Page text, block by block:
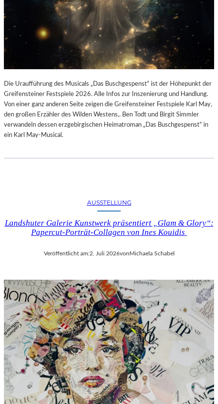
B
O
G
Die Uraufführung des Musicals „Das Buschgespenst“ ist der Höhepunkt der
Greifensteiner Festspiele 2026. Alle Infos zur Inszenierung und Handlung.
Von einer ganz anderen Seite zeigen die Greifensteiner Festspiele Karl May,
den großen Erzähler des Wilden Westens,. Ben Todt und Birgit Simmler
verwandeln dessen erzgebirgischen Heimatroman „Das Buschgespenst“ in
ein Karl May-Musical.
AUSSTELLUNG
Landshuter Galerie Kunstwerk präsentiert „Glam & Glory“:
Papercut-Porträt-Collagen von Ines Kouidis
Veröffentlicht am:2. Juli 2026vonMichaela Schabel